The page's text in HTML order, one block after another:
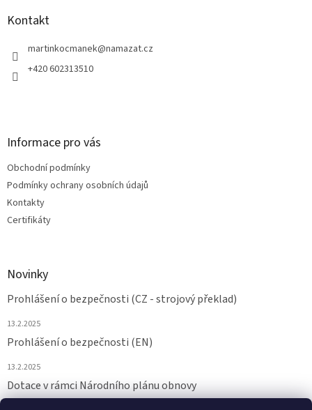
Kontakt
martinkocmanek@namazat.cz
+420 602313510
Informace pro vás
Obchodní podmínky
Podmínky ochrany osobních údajů
Kontakty
Certifikáty
Novinky
Prohlášení o bezpečnosti (CZ - strojový překlad)
13.2.2025
Prohlášení o bezpečnosti (EN)
13.2.2025
Dotace v rámci Národního plánu obnovy